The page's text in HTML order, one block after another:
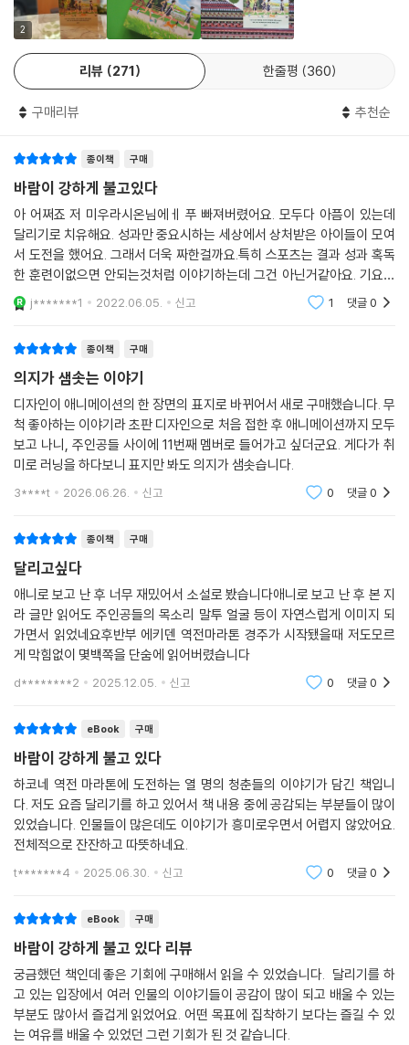
미우라 시온은 문학성과 대중성을 인정받은 일본의 대표적인 작가이다. 그
녀가 그려낸 청춘들의 도전기에는 우리 주변에 있을 법한 생생한 캐릭터들
이 등장한다. 독자들은 그들의 이야기를 따라가면서 어느샌가 깊이 공감이
가는 인물을 찾을 수 있을 것이다. 뿐만 아니라 달리기, 그것도 장거리 달리
는 그녀의 솜씨에 매료될 것이다.
2
리뷰 271 한줄평 360
구매리뷰 추천순
종이책 구매
바람이 강하게 불고있다
아 어쩌죠 저 미우라시온님에ㅔ 푸 빠져버렸어요. 모두다 아픔이 있는데
달리기로 치유해요. 성과만 중요시하는 세상에서 상처받은 아이들이 모여
서 도전을 했어요. 그래서 더욱 짜한걸까요.특히 스포츠는 결과 성과 혹독
한 훈련이없으면 안되는것처럼 이야기하는데 그건 아닌거같아요. 기요세
같은 리더가 있다면 말이지요. 그리고 스포츠만 하다가 다른것을 하려할때
힘들어하는
j*******1 2022.06.05. 신고 1 댓글0
종이책 구매
의지가 샘솟는 이야기
디자인이 애니메이션의 한 장면의 표지로 바뀌어서 새로 구매했습니다. 무
척 좋아하는 이야기라 초판 디자인으로 처음 접한 후 애니메이션까지 모두
보고 나니, 주인공들 사이에 11번째 멤버로 들어가고 싶더군요. 게다가 취
미로 러닝을 하다보니 표지만 봐도 의지가 샘솟습니다.
3****t 2026.06.26. 신고 0 댓글0
종이책 구매
달리고싶다
애니로 보고 난 후 너무 재밌어서 소설로 봤습니다애니로 보고 난 후 본 지
라 글만 읽어도 주인공들의 목소리 말투 얼굴 등이 자연스럽게 이미지 되
가면서 읽었네요후반부 에키덴 역전마라톤 경주가 시작됐을때 저도모르
게 막힘없이 몇백쪽을 단숨에 읽어버렸습니다
d********2 2025.12.05. 신고 0 댓글0
eBook 구매
바람이 강하게 불고 있다
하코네 역전 마라톤에 도전하는 열 명의 청춘들의 이야기가 담긴 책입니
다. 저도 요즘 달리기를 하고 있어서 책 내용 중에 공감되는 부분들이 많이
있었습니다. 인물들이 많은데도 이야기가 흥미로우면서 어렵지 않았어요.
전체적으로 잔잔하고 따뜻하네요.
t*******4 2025.06.30. 신고 0 댓글0
eBook 구매
바람이 강하게 불고 있다 리뷰
궁금했던 책인데 좋은 기회에 구매해서 읽을 수 있었습니다. 달리기를 하
고 있는 입장에서 여러 인물의 이야기들이 공감이 많이 되고 배울 수 있는
부분도 많아서 즐겁게 읽었어요. 어떤 목표에 집착하기 보다는 즐길 수 있
는 여유를 배울 수 있었던 그런 기회가 된 것 같습니다.